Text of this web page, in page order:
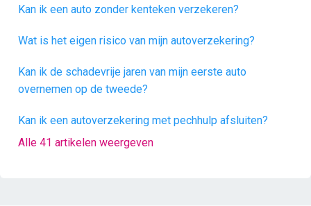
Kan ik een auto zonder kenteken verzekeren?
Wat is het eigen risico van mijn autoverzekering?
Kan ik de schadevrije jaren van mijn eerste auto
overnemen op de tweede?
Kan ik een autoverzekering met pechhulp afsluiten?
Alle 41 artikelen weergeven